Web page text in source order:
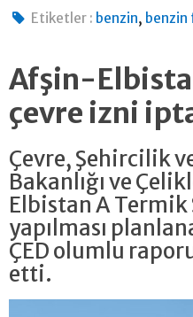
Etiketler : benzin, benzin
Afşin-
çevre izni
Çevre, Şehircilik
Bakanlığı ve
Elbistan A Termik
yapılması
ÇED olumlu
etti.